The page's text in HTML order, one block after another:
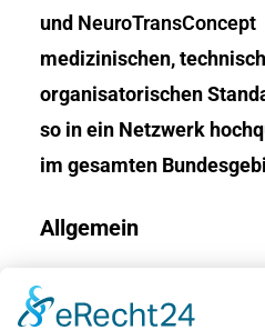
und NeuroTransConcept
medizinischen,
organisatorischen
so in ein Netzwerk
im gesamten
Allgemein